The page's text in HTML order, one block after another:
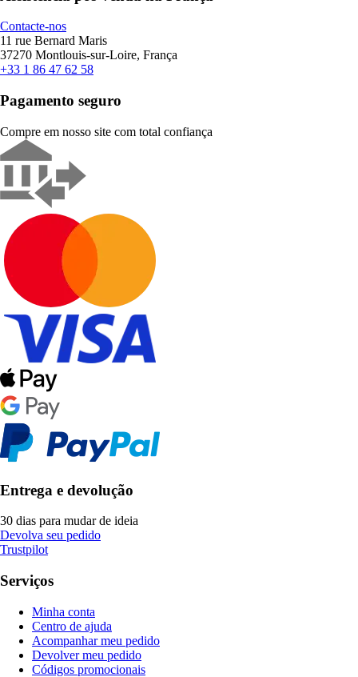
Contacte-nos
11 rue Bernard Maris
37270 Montlouis-sur-Loire, França
+33 1 86 47 62 58
Pagamento seguro
Compre em nosso site com total confiança
Entrega e devolução
30 dias para mudar de ideia
Devolva seu pedido
Trustpilot
Serviços
Minha conta
Centro de ajuda
Acompanhar meu pedido
Devolver meu pedido
Códigos promocionais